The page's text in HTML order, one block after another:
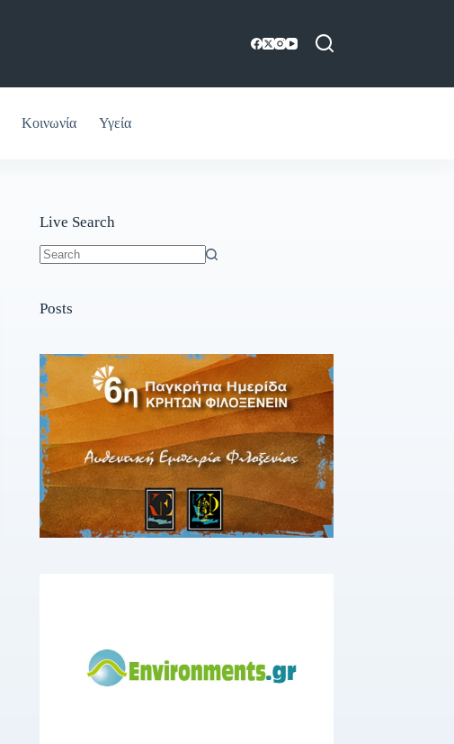
Κοινωνία Υγεία
Live Search
Posts